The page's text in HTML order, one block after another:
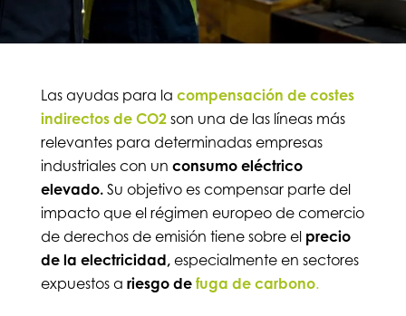
Las ayudas para la compensación de costes
indirectos de CO2 son una de las líneas más
relevantes para determinadas empresas
industriales con un consumo eléctrico
elevado.Su objetivo es compensar parte del
impacto que el régimen europeo de comercio
de derechos de emisión tiene sobre el precio
de la electricidad,especialmente en sectores
expuestos a riesgo de fuga de carbono.